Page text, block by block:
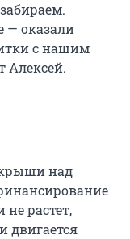
— оказали
с нашим
Алексей.
крыши над
растет,
двигается